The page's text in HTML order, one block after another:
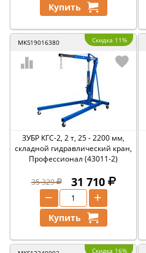
Купить
MKS19016380 Скидка 11%
ЗУБР КГС-2, 2 т, 25 - 2200 мм,
складной гидравлический кран,
Профессионал (43011-2)
35 329 31 710
+
−
Купить
Скидка 16%